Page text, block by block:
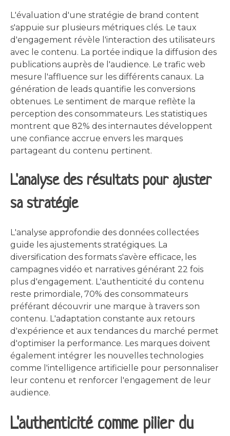
L'évaluation d'une stratégie de brand content
s'appuie sur plusieurs métriques clés. Le taux
d'engagement révèle l'interaction des utilisateurs
avec le contenu. La portée indique la diffusion des
publications auprès de l'audience. Le trafic web
mesure l'affluence sur les différents canaux. La
génération de leads quantifie les conversions
obtenues. Le sentiment de marque reflète la
perception des consommateurs. Les statistiques
montrent que 82% des internautes développent
une confiance accrue envers les marques
partageant du contenu pertinent.
L'analyse des résultats pour ajuster
sa stratégie
L'analyse approfondie des données collectées
guide les ajustements stratégiques. La
diversification des formats s'avère efficace, les
campagnes vidéo et narratives générant 22 fois
plus d'engagement. L'authenticité du contenu
reste primordiale, 70% des consommateurs
préférant découvrir une marque à travers son
contenu. L'adaptation constante aux retours
d'expérience et aux tendances du marché permet
d'optimiser la performance. Les marques doivent
également intégrer les nouvelles technologies
comme l'intelligence artificielle pour personnaliser
leur contenu et renforcer l'engagement de leur
audience.
L'authenticité comme pilier du